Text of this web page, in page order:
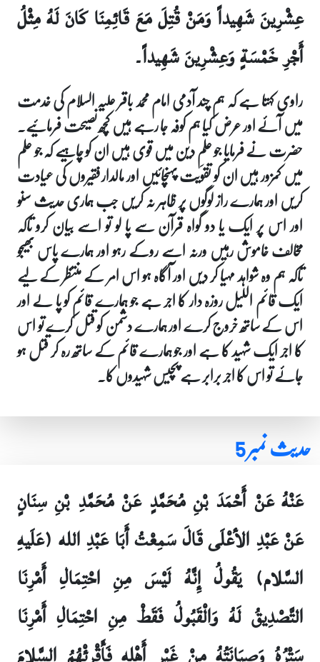
عِشْرِينَ شَهِيداً وَمَنْ قُتِلَ مَعَ قَائِمِنَا كَانَ لَهُ مِثْلُ
أَجْرِ خَمْسَةٍ وَعِشْرِينَ شَهِيداً۔
راوی کہتا ہے کہ ہم چند آدمی امام محمد باقر علیہ السلام کی خدمت
میں آئے اور عرض کیا ہم کوفہ جا رہے ہیں کچھ نصیحت فرمائیے۔
حضرت نے فرمایا جو علمِ دین میں قوی ہیں ان کو چاہیے کہ جو علم
میں کمزور ہیں ان کو تقویت پہنچائیں اور مالدار فقیروں کی عیادت
کریں اور ہمارے راز لوگوں پر ظاہر نہ کریں جب ہماری حدیث سنو
اور اس پر ایک یا دو گواہ قرآن سے پا لو تو اسے بیان کرو تاکہ
مخالف خاموش رہیں ورنہ اسے روکے رہو اور ہمارے پاس بھیجو
تاکہ ہم وہ شواہد مہیا کر دیں اور آگاہ ہو اس امر کے منتظر کے لیے
ایک قائم اللیل روزہ دار کا اجر ہے جو ہمارے قائم کو پا لے اور
اس کے ساتھ خروج کرے اور ہمارے دشمن کو قتل کرے تو اس
کا اجر ایک شہید کا ہے اور جو ہمارے قائم کے ساتھ رہ کر قتل ہو
جائے تو اس کا اجر برابر ہے پچیس شہیدوں کا۔
حدیث نمبر 5
عَنْهُ عَنْ أَحْمَدَ بْنِ مُحَمَّدٍ عَنْ مُحَمَّدِ بْنِ سِنَانٍ
عَنْ عَبْدِ الأعْلَى قَالَ سَمِعْتُ أَبَا عَبْدِ الله (عَلَيهِ
السَّلام) يَقُولُ إِنَّهُ لَيْسَ مِنِ احْتِمَالِ أَمْرِنَا
التَّصْدِيقُ لَهُ وَالْقَبُولُ فَقَطْ مِنِ احْتِمَالِ أَمْرِنَا